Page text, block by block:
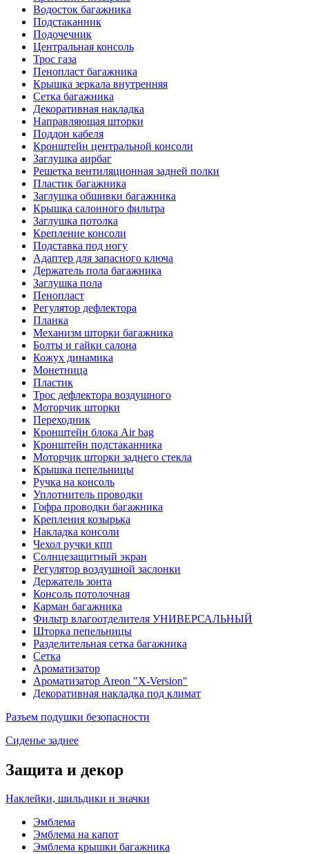
Водосток багажника
Подстаканник
Подочечник
Центральная консоль
Трос газа
Пенопласт багажника
Крышка зеркала внутренняя
Сетка багажника
Декоративная накладка
Направляющая шторки
Поддон кабеля
Кронштейн центральной консоли
Заглушка аирбаг
Решетка вентиляционная задней полки
Пластик багажника
Заглушка обшивки багажника
Крышка салонного фильтра
Заглушка потолка
Крепление консоли
Подставка под ногу
Адаптер для запасного ключа
Держатель пола багажника
Заглушка пола
Пенопласт
Регулятор дефлектора
Планка
Механизм шторки багажника
Болты и гайки салона
Кожух динамика
Монетница
Пластик
Трос дефлектора воздушного
Моторчик шторки
Переходник
Кронштейн блока Air bag
Кронштейн подстаканника
Моторчик шторки заднего стекла
Крышка пепельницы
Ручка на консоль
Уплотнитель проводки
Гофра проводки багажника
Крепления козырька
Накладка консоли
Чехол ручки кпп
Солнцезащитный экран
Регулятор воздушной заслонки
Держатель зонта
Консоль потолочная
Карман багажника
Фильтр влагоотделителя УНИВЕРСАЛЬНЫЙ
Шторка пепельницы
Разделительная сетка багажника
Сетка
Ароматизатор
Ароматизатор Areon "X-Version"
Декоративная накладка под климат
Разъем подушки безопасности
Сиденье заднее
Защита и декор
Наклейки, шильдики и значки
Эмблема
Эмблема на капот
Эмблема крышки багажника